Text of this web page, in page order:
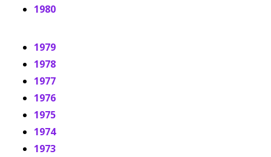
1980
1979
1978
1977
1976
1975
1974
1973